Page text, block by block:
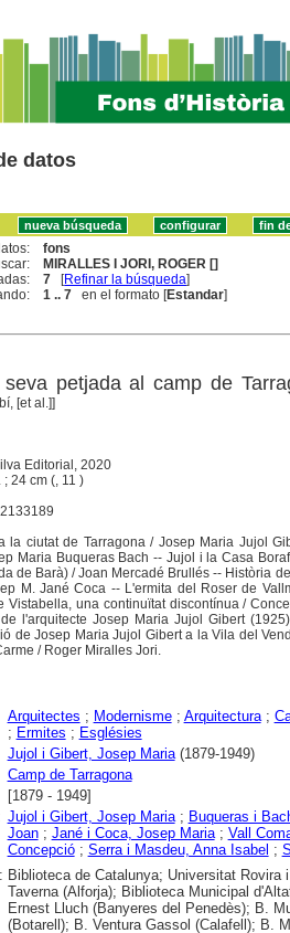
datos
fons
MIRALLES I JORI, ROGER []
7 [Refinar la búsqueda]
1 .. 7 en el formato [Estandar]
petjada al camp de
[et al.]]
Editorial, 2020
; 24 cm (, 11 )
la ciutat de Tarragona / Josep Maria Jujol
Maria Buqueras Bach -- Jujol i la Casa
de Barà) / Joan Mercadé Brullés -- Història
M. Jané Coca -- L'ermita del Roser de
Vistabella, una continuïtat discontínua /
l'arquitecte Josep Maria Jujol Gibert
de Josep Maria Jujol Gibert a la Vila del
/ Roger Miralles Jori.
Arquitectes ; Modernisme; Arquitectura;
; Ermites ; Esglésies
Jujol i Gibert, Josep Maria(1879-1949)
Camp de Tarragona
[1879 - 1949]
Jujol i Gibert, Josep Maria; Buqueras i
Joan; Jané i Coca, Josep Maria; Vall
Concepció; Serra i Masdeu, Anna Isabel ;
Biblioteca de Catalunya; Universitat
Taverna (Alforja); Biblioteca Municipal
Ernest Lluch (Banyeres del Penedès); B.
(Botarell); B. Ventura Gassol (Calafell); B.